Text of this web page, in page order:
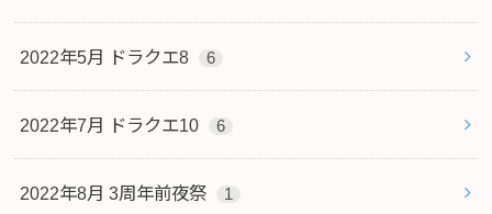
2022年5月 ドラクエ8 6
2022年7月 ドラクエ10 6
2022年8月 3周年前夜祭 1